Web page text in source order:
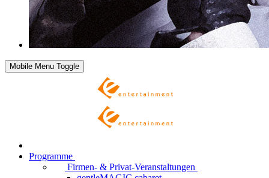
Mobile Menu Toggle
Programme
Firmen- & Privat-Veranstaltungen